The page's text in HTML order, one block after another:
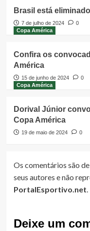
Brasil está
7 de julho de 2024
0
Copa América
Confira os
América
15 de junho de 2024
0
Copa América
Dorival Júnior
Copa América
19 de maio de 2024 0
Os comentários são
seus autores e não
PortalEsportivo.net.
Deixe um